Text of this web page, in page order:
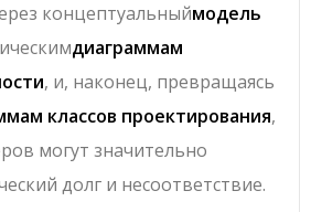
концептуальныймодель
диаграммам
, и, наконец, превращаясь
классов проектирования,
могут значительно
долг и несоответствие.